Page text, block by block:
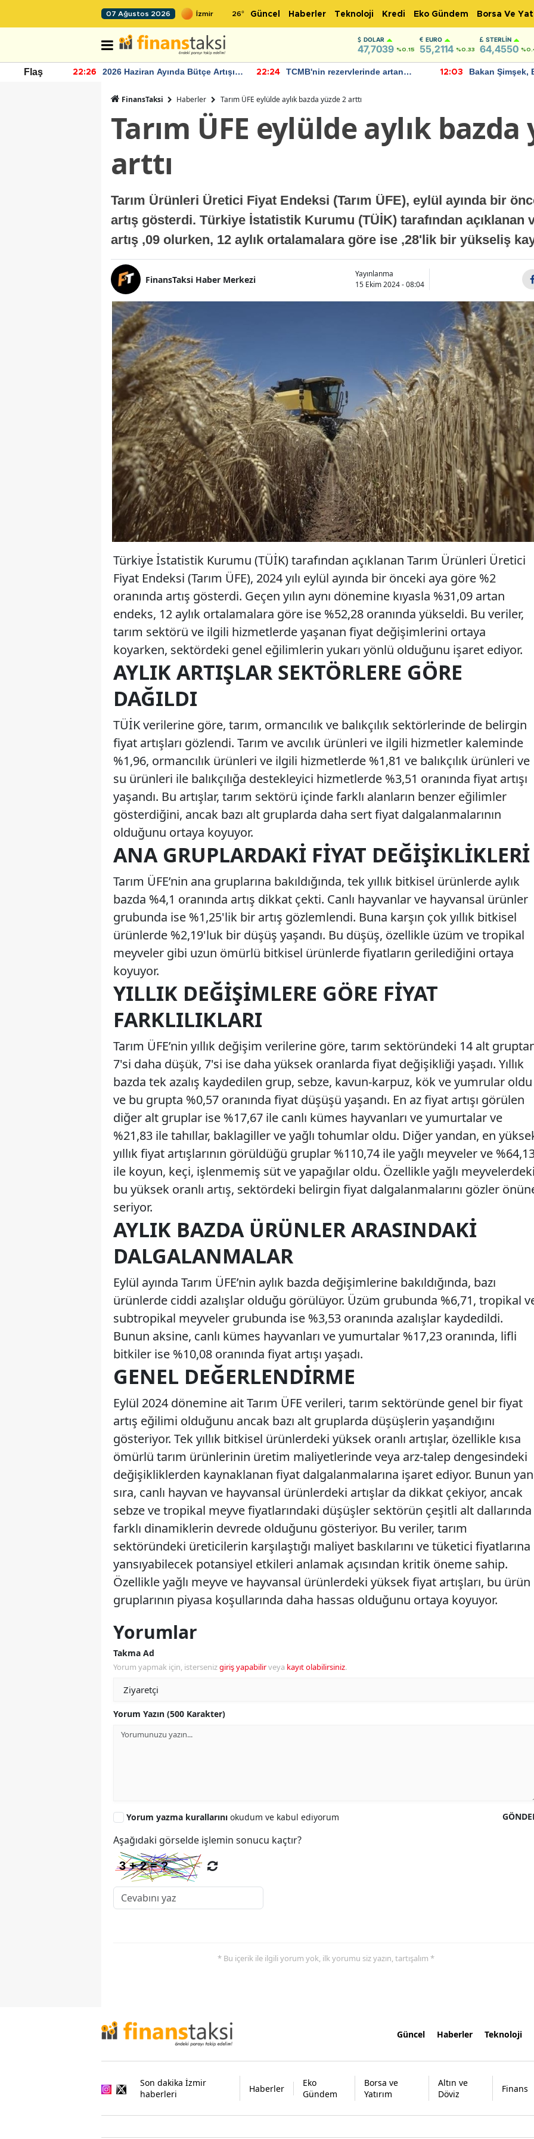
07 Ağustos 2026 26° Güncel Haberler Teknoloji Kredi Eko Gündem Borsa Ve
DOLAR
47,7039 %0.15
EURO
55,2114 %0.33
STERLIN
64,4550
Flaş 22:26
2026 Haziran Ayında Bütçe Artışı
22:24
TCMB'nin rezervlerinde artan
12:03
Bakan Şimşek,
FinansTaksi Haberler Tarım ÜFE eylülde aylık bazda yüzde 2 arttı
Tarım ÜFE eylülde aylık bazda
arttı
Tarım Ürünleri Üretici Fiyat Endeksi (Tarım ÜFE), eylül ayında bir
artış gösterdi. Türkiye İstatistik Kurumu (TÜİK) tarafından açıklanan
artış ,09 olurken, 12 aylık ortalamalara göre ise ,28'lik bir yükseliş
FinansTaksi Haber Merkezi
Yayınlanma
15 Ekim 2024 - 08:04
Türkiye İstatistik Kurumu (TÜİK) tarafından açıklanan Tarım Ürünleri Üretici
Fiyat Endeksi (Tarım ÜFE), 2024 yılı eylül ayında bir önceki aya göre %2
oranında artış gösterdi. Geçen yılın aynı dönemine kıyasla %31,09 artan
endeks, 12 aylık ortalamalara göre ise %52,28 oranında yükseldi. Bu veriler,
tarım sektörü ve ilgili hizmetlerde yaşanan fiyat değişimlerini ortaya
koyarken, sektördeki genel eğilimlerin yukarı yönlü olduğunu işaret ediyor.
AYLIK ARTIŞLAR SEKTÖRLERE GÖRE
DAĞILDI
TÜİK verilerine göre, tarım, ormancılık ve balıkçılık sektörlerinde de belirgin
fiyat artışları gözlendi. Tarım ve avcılık ürünleri ve ilgili hizmetler kaleminde
%1,96, ormancılık ürünleri ve ilgili hizmetlerde %1,81 ve balıkçılık ürünleri ve
su ürünleri ile balıkçılığa destekleyici hizmetlerde %3,51 oranında fiyat artışı
yaşandı. Bu artışlar, tarım sektörü içinde farklı alanların benzer eğilimler
gösterdiğini, ancak bazı alt gruplarda daha sert fiyat dalgalanmalarının
olduğunu ortaya koyuyor.
ANA GRUPLARDAKI FIYAT DEĞIŞIKLIKLERI
Tarım ÜFE’nin ana gruplarına bakıldığında, tek yıllık bitkisel ürünlerde aylık
bazda %4,1 oranında artış dikkat çekti. Canlı hayvanlar ve hayvansal ürünler
grubunda ise %1,25'lik bir artış gözlemlendi. Buna karşın çok yıllık bitkisel
ürünlerde %2,19'luk bir düşüş yaşandı. Bu düşüş, özellikle üzüm ve tropikal
meyveler gibi uzun ömürlü bitkisel ürünlerde fiyatların gerilediğini ortaya
koyuyor.
YILLIK DEĞIŞIMLERE GÖRE FIYAT
FARKLILIKLARI
Tarım ÜFE’nin yıllık değişim verilerine göre, tarım sektöründeki 14 alt
7'si daha düşük, 7'si ise daha yüksek oranlarda fiyat değişikliği yaşadı. Yıllık
bazda tek azalış kaydedilen grup, sebze, kavun-karpuz, kök ve yumrular oldu
ve bu grupta %0,57 oranında fiyat düşüşü yaşandı. En az fiyat artışı görülen
diğer alt gruplar ise %17,67 ile canlı kümes hayvanları ve yumurtalar ve
%21,83 ile tahıllar, baklagiller ve yağlı tohumlar oldu. Diğer yandan, en
yıllık fiyat artışlarının görüldüğü gruplar %110,74 ile yağlı meyveler ve
ile koyun, keçi, işlenmemiş süt ve yapağılar oldu. Özellikle yağlı
bu yüksek oranlı artış, sektördeki belirgin fiyat dalgalanmalarını gözler
seriyor.
AYLIK BAZDA ÜRÜNLER ARASINDAKI
DALGALANMALAR
Eylül ayında Tarım ÜFE’nin aylık bazda değişimlerine bakıldığında, bazı
ürünlerde ciddi azalışlar olduğu görülüyor. Üzüm grubunda %6,71, tropikal
subtropikal meyveler grubunda ise %3,53 oranında azalışlar kaydedildi.
Bunun aksine, canlı kümes hayvanları ve yumurtalar %17,23 oranında, lifli
bitkiler ise %10,08 oranında fiyat artışı yaşadı.
GENEL DEĞERLENDIRME
Eylül 2024 dönemine ait Tarım ÜFE verileri, tarım sektöründe genel bir fiyat
artış eğilimi olduğunu ancak bazı alt gruplarda düşüşlerin yaşandığını
gösteriyor. Tek yıllık bitkisel ürünlerdeki yüksek oranlı artışlar, özellikle kısa
ömürlü tarım ürünlerinin üretim maliyetlerinde veya arz-talep dengesindeki
değişikliklerden kaynaklanan fiyat dalgalanmalarına işaret ediyor. Bunun
sıra, canlı hayvan ve hayvansal ürünlerdeki artışlar da dikkat çekiyor, ancak
sebze ve tropikal meyve fiyatlarındaki düşüşler sektörün çeşitli alt dallarında
farklı dinamiklerin devrede olduğunu gösteriyor. Bu veriler, tarım
sektöründeki üreticilerin karşılaştığı maliyet baskılarını ve tüketici fiyatlarına
yansıyabilecek potansiyel etkileri anlamak açısından kritik öneme sahip.
Özellikle yağlı meyve ve hayvansal ürünlerdeki yüksek fiyat artışları, bu ürün
gruplarının piyasa koşullarında daha hassas olduğunu ortaya koyuyor.
Yorumlar
Takma Ad
Yorum yapmak için, istersenizgiriş yapabilirveya kayıt olabilirsiniz.
Yorum Yazın (500 Karakter)
Yorum yazma kurallarını okudum ve kabul ediyorum
Aşağıdaki görselde işlemin sonucu kaçtır?
* Bu içerik ile ilgili yorum yok, ilk yorumu siz yazın, tartışalım *
Güncel Haberler Teknoloji
Son dakika İzmir
haberleri
Haberler
Eko
Gündem
Borsa ve
Yatırım
Altın ve
Döviz
Finans